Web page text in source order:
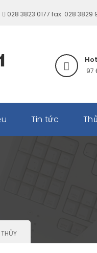
028 3823 0177 fax: 028 3829
97
Tin tức